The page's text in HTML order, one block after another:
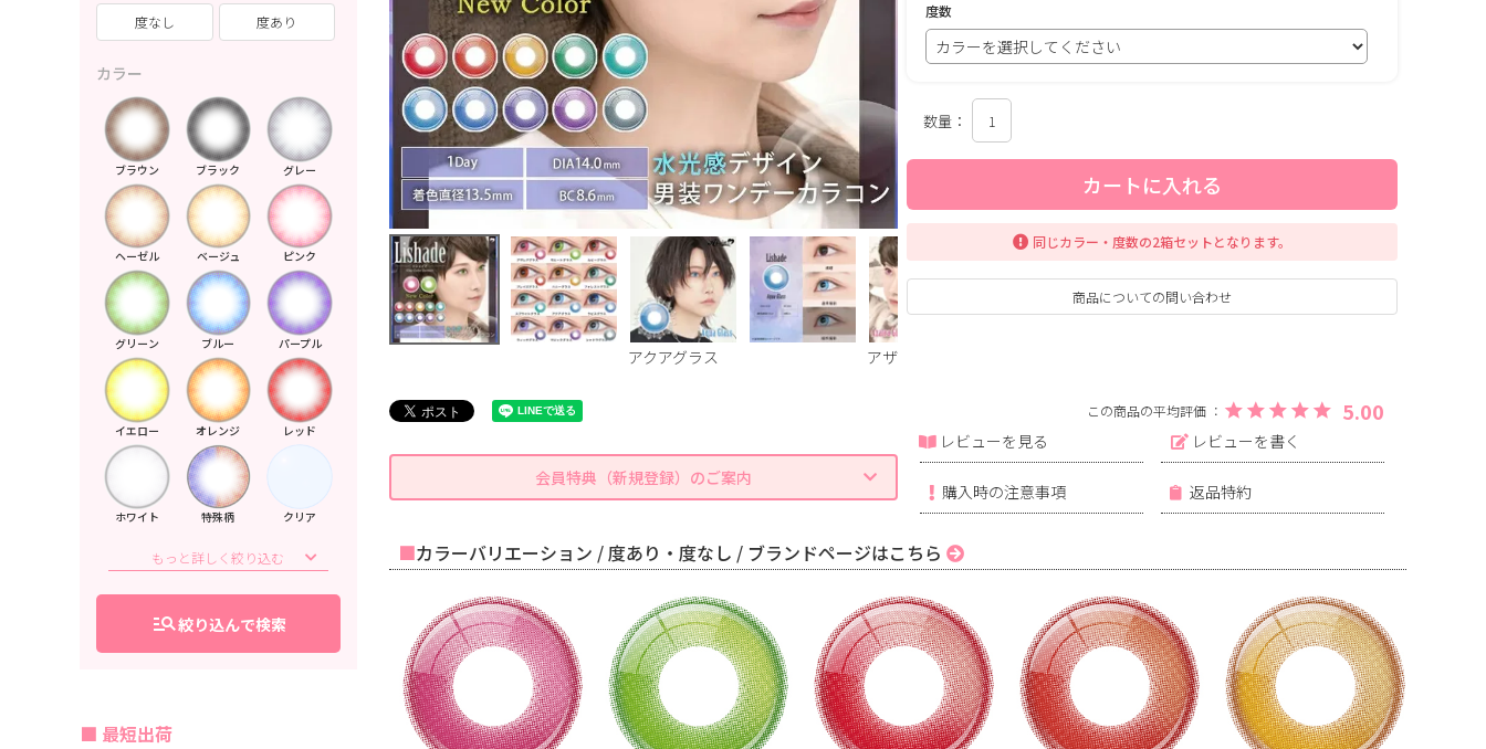
度なし 度あり
カラー
ブラウン ブラック グレー
ヘーゼル ベージュ ピンク
グリーン ブルー パープル
イエロー オレンジ レッド
ホワイト 特殊柄 クリア
manage_search絞り込んで検索
最短出荷
アクアグラス アザレアグラス
度数
数量：
カートに入れる
同じカラー・度数の2箱セットとなります。
商品についての問い合わせ
5.00
レビューを見る
レビューを書く
会員特典（新規登録）のご案内
購入時の注意事項 返品特約
カラーバリエーション / 度あり・度なし / ブランドページはこちら